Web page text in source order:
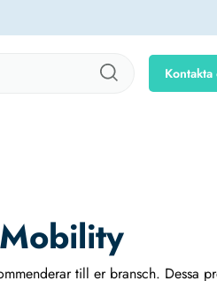
Kontakta
till er bransch. Dessa